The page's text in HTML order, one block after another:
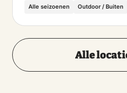
Alle seizoenen Outdoor / Buiten
Alle